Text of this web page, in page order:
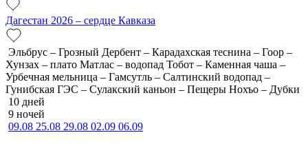
Дагестан 2026 – сердце Кавказа
Эльбрус – Грозный Дербент – Карадахская теснина – Гоор –
Хунзах – плато Матлас – водопад Тобот – Каменная чаша –
Урбечная мельница – Гамсутль – Салтинский водопад –
Гунибская ГЭС – Сулакский каньон – Пещеры Нохъо – Дубки
10 дней
9 ночей
09.08 25.08 29.08 02.09 06.09